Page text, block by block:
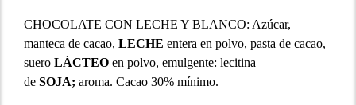
CHOCOLATE CON LECHE Y BLANCO: Azúcar,
manteca de cacao, LECHE entera en polvo, pasta de cacao,
suero LÁCTEO en polvo, emulgente: lecitina
de SOJA; aroma. Cacao 30% mínimo.